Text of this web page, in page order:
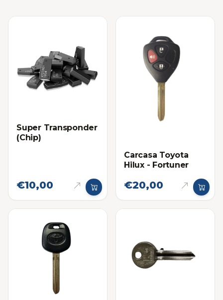
Super Transponder
(Chip)
€10,00
Carcasa Toyota
Hilux - Fortuner
€20,00